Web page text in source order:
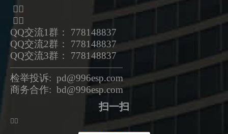
ᅟᅠ
ᅟᅠ
QQ交流1群： 778148837
QQ交流2群： 778148837
QQ交流3群： 778148837
—————————————————
检举投诉: pd@996esp.com
商务合作: bd@996esp.com
扫一扫
ᅟᅠ